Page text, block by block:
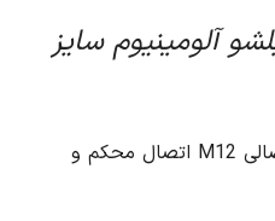
آلومینیوم سایز
پیچ اتصالی M12 اتصال محکم و